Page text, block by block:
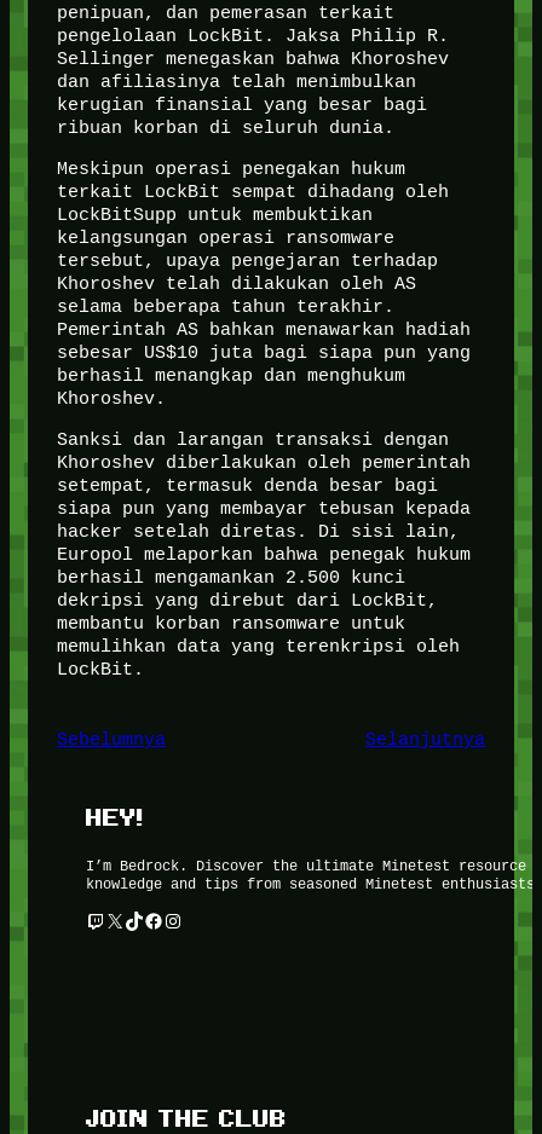
penipuan, dan pemerasan terkait
pengelolaan LockBit. Jaksa Philip R.
Sellinger menegaskan bahwa Khoroshev
dan afiliasinya telah menimbulkan
kerugian finansial yang besar bagi
ribuan korban di seluruh dunia.
Meskipun operasi penegakan hukum
terkait LockBit sempat dihadang oleh
LockBitSupp untuk membuktikan
kelangsungan operasi ransomware
tersebut, upaya pengejaran terhadap
Khoroshev telah dilakukan oleh AS
selama beberapa tahun terakhir.
Pemerintah AS bahkan menawarkan hadiah
sebesar US$10 juta bagi siapa pun yang
berhasil menangkap dan menghukum
Khoroshev.
Sanksi dan larangan transaksi dengan
Khoroshev diberlakukan oleh pemerintah
setempat, termasuk denda besar bagi
siapa pun yang membayar tebusan kepada
hacker setelah diretas. Di sisi lain,
Europol melaporkan bahwa penegak hukum
berhasil mengamankan 2.500 kunci
dekripsi yang direbut dari LockBit,
membantu korban ransomware untuk
memulihkan data yang terenkripsi oleh
LockBit.
Sebelumnya Selanjutnya
HEY!
I’m Bedrock. Discover the ultimate Minetest
knowledge and tips from seasoned Minetest enthusiasts.
Twitch X TikTok Facebook Instagram
JOIN THE CLUB